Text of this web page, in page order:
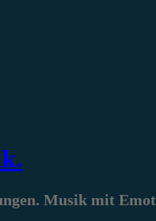
Musik mit